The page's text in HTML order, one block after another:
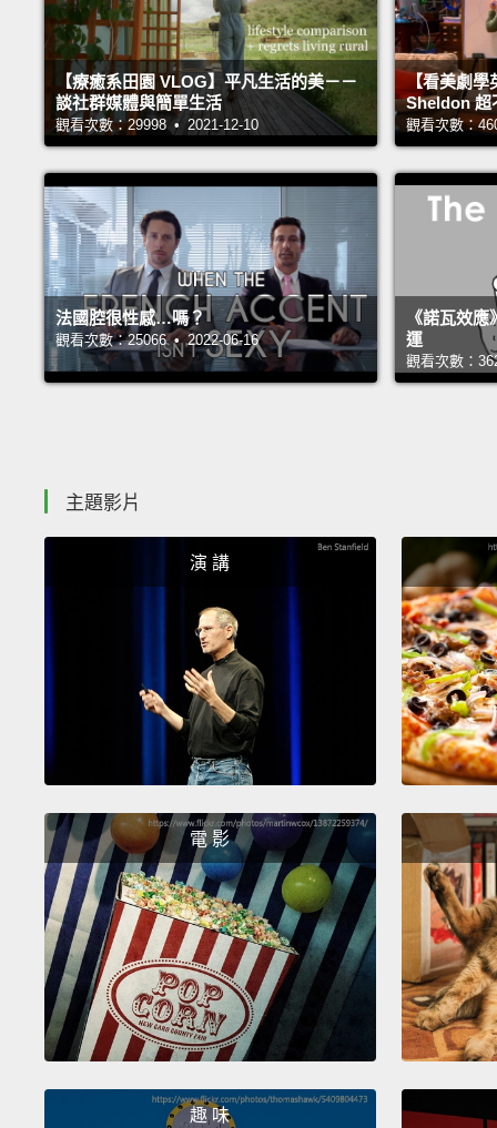
【療癒系田園 VLOG】平凡生活的美－－
談社群媒體與簡單生活
觀看次數：29998 • 2021-12-10
【看美劇學
Sheldon 超
觀看次數：
法國腔很性感…嗎？
觀看次數：25066 • 2022-06-16
《諾瓦效
運
觀看次數：
主題影片
演 講
電 影
趣 味